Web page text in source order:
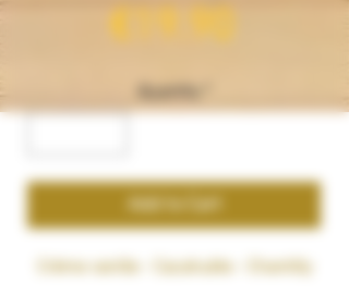
€19.90
Quantity
Add to Cart
Crème vanille - Cacahuète - Chantilly